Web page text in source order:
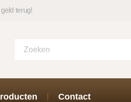
Contact
terug!